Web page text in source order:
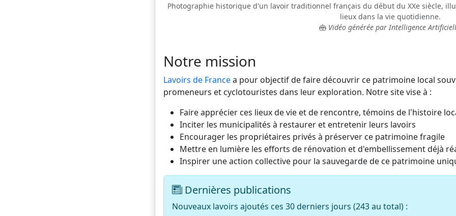
Photographie historique d'un lavoir traditionnel français du début du XXe siècle,
lieux dans la vie quotidienne.
Vidéo générée par Intelligence
Notre mission
Lavoirs de Francea pour objectif de faire découvrir ce patrimoine local
promeneurs et cyclotouristes dans leur exploration. Notre site vise à :
Faire apprécier ces lieux de vie et de rencontre, témoins de l'histoire
Inciter les municipalités à restaurer et entretenir leurs lavoirs
Encourager les propriétaires privés à préserver ce patrimoine fragile
Mettre en lumière les efforts de rénovation et d'embellissement déjà
Inspirer une action collective pour la sauvegarde de ce patrimoine
Dernières publications
Nouveaux lavoirs ajoutés ces 30 derniers jours (243 au total) :